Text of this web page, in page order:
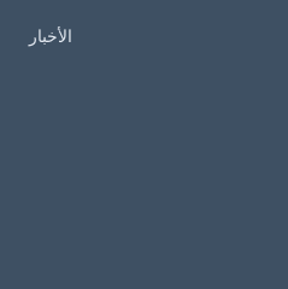
الأخبار